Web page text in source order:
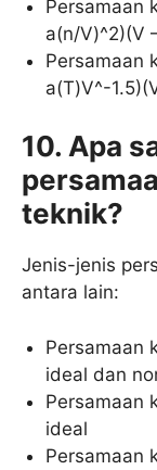
Persamaan
a(n/V)^2)(V
Persamaan
a(T)V^-
10. Apa
teknik?
Jenis-jenis
antara lain:
Persamaan
ideal dan
Persamaan
ideal
Persamaan